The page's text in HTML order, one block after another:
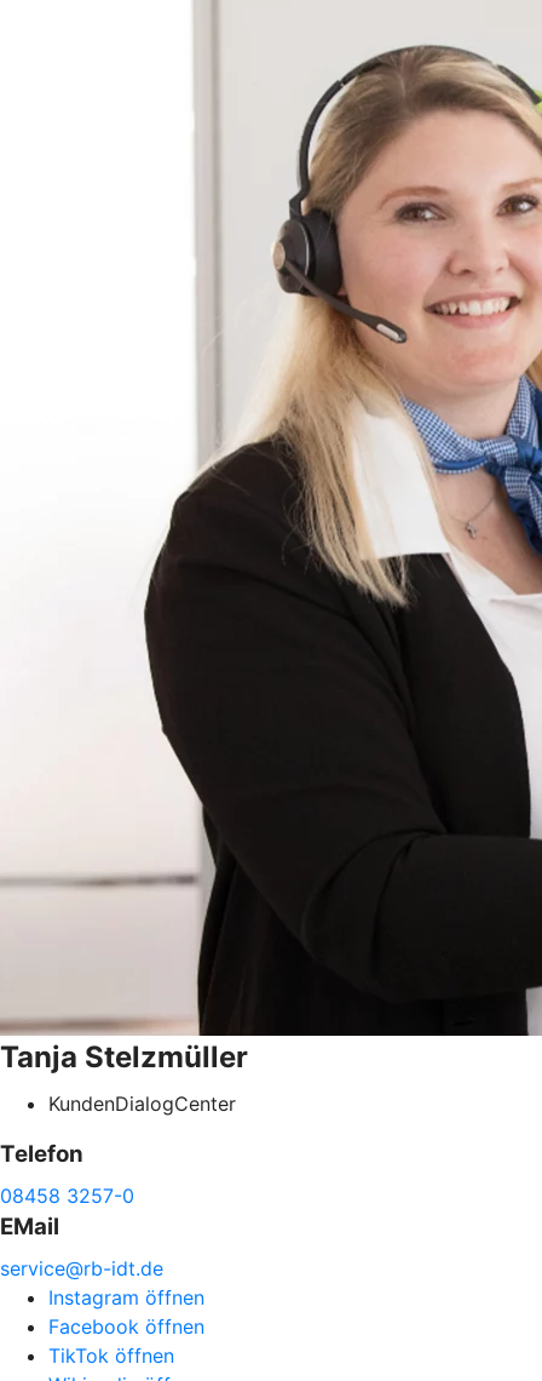
Tanja Stelzmüller
KundenDialogCenter
Telefon
08458 3257-0
EMail
service@rb-idt.de
Instagram öffnen
Facebook öffnen
TikTok öffnen